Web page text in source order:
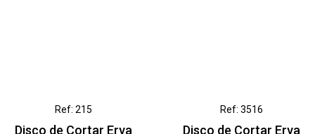
Ref: 215
Disco de Cortar Erva
Ref: 3516
Disco de Cortar Erva